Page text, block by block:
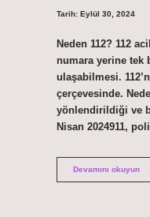
Tarih: Eylül 30, 2024
Neden 112? 112
numara yerine tek
ulaşabilmesi.
çerçevesinde.
yönlendirildiği ve
Nisan 2024911,
Devamını okuyun112